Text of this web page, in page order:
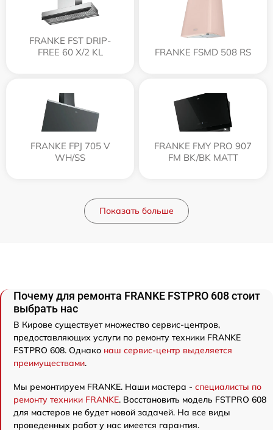
FRANKE FST DRIP-
FREE 60 X/2 KL
FRANKE FSMD 508 RS
FRANKE FPJ 705 V
WH/SS
FRANKE FMY PRO 907
FM BK/BK MATT
Показать больше
Почему для ремонта FRANKE FSTPRO 608 стоит
выбрать нас
В Кирове существует множество сервис-центров,
предоставляющих услуги по ремонту техники FRANKE
FSTPRO 608. Однако наш сервис-центр выделяется
преимуществами.
Мы ремонтируем FRANKE. Наши мастера - специалисты по
ремонту техники FRANKE. Восстановить модель FSTPRO 608
для мастеров не будет новой задачей. На все виды
проведенных работ у нас имеется гарантия.